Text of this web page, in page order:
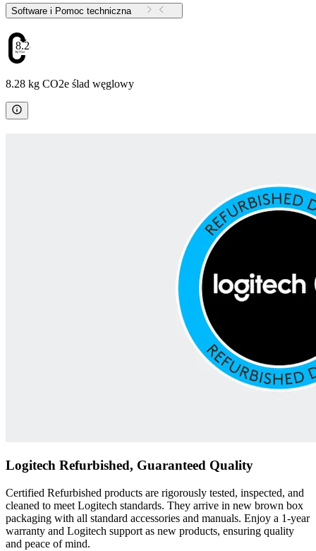
Software i Pomoc techniczna
8.28
8.28 kg CO2e ślad węglowy
Logitech Refurbished, Guaranteed Quality
Certified Refurbished products are rigorously tested, inspected, and
cleaned to meet Logitech standards. They arrive in new brown box
packaging with all standard accessories and manuals. Enjoy a 1-year
warranty and Logitech support as new products, ensuring quality
and peace of mind.